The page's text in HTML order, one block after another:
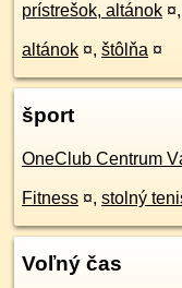
prístrešok, altánok ¤,
altánok ¤, štôlňa ¤
šport
OneClub Centrum
Fitness ¤, stolný
Voľný čas